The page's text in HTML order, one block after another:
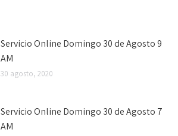
Servicio Online Domingo 30 de Agosto 9
AM
30 agosto, 2020
Servicio Online Domingo 30 de Agosto 7
AM